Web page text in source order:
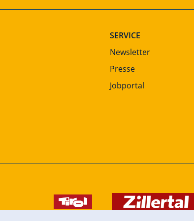
SERVICE
Newsletter
Presse
Jobportal